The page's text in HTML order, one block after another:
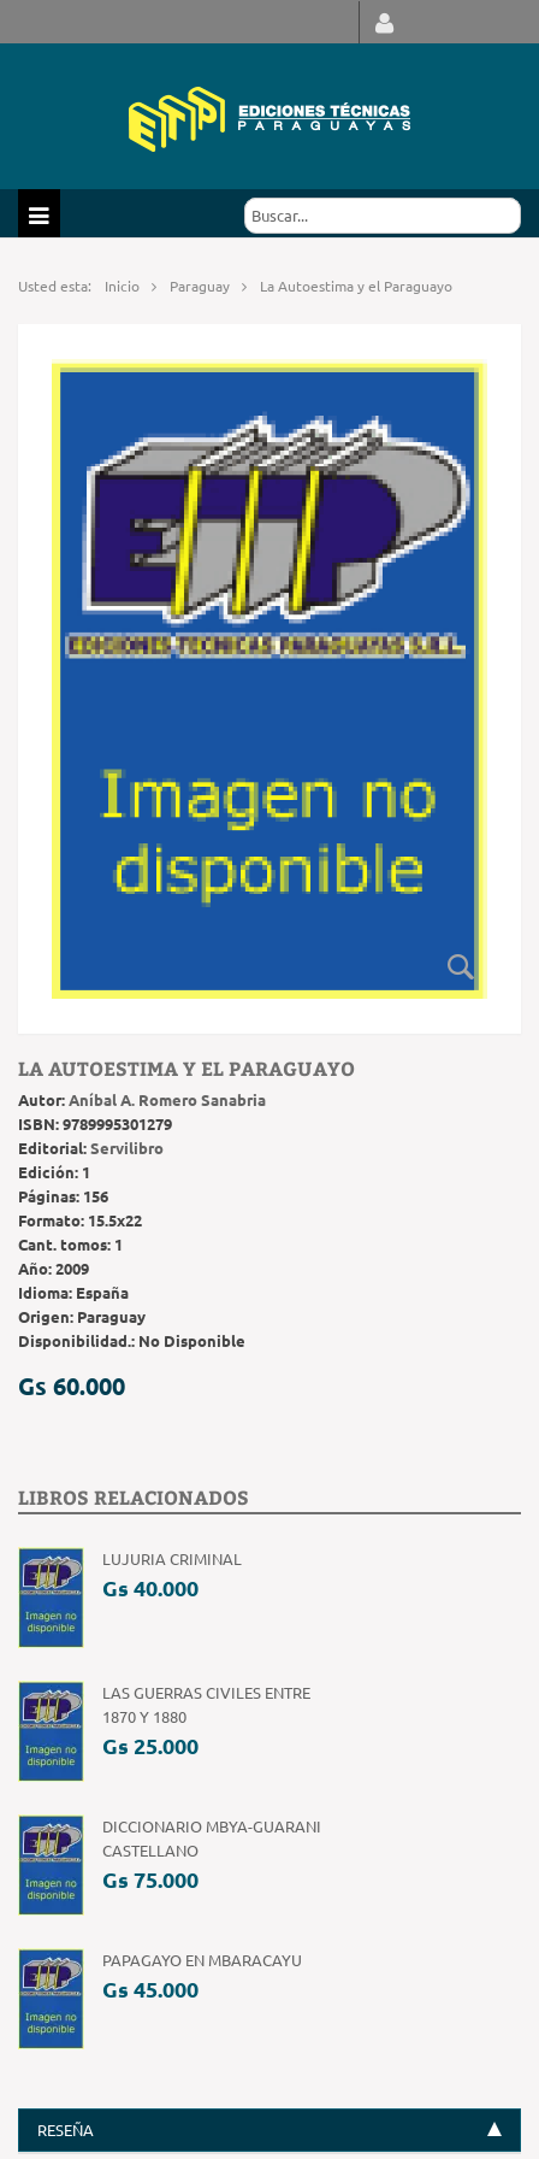
Usted esta: Inicio Paraguay La Autoestima y el Paraguayo
LA AUTOESTIMA Y EL PARAGUAYO
Autor:Aníbal A. Romero Sanabria
ISBN:9789995301279
Editorial:Servilibro
Edición: 1
Páginas: 156
Formato: 15.5x22
Cant. tomos: 1
Año:2009
Idioma: España
Origen: Paraguay
Disponibilidad.: No Disponible
Gs 60.000
LIBROS RELACIONADOS
LUJURIA CRIMINAL
Gs 40.000
LAS GUERRAS CIVILES ENTRE
1870 Y 1880
Gs 25.000
DICCIONARIO MBYA-GUARANI
CASTELLANO
Gs 75.000
PAPAGAYO EN MBARACAYU
Gs 45.000
RESEÑA